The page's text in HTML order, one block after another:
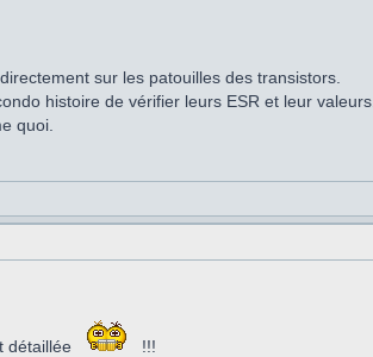
sur les patouilles des transistors.
histoire de vérifier leurs ESR et leur valeurs.
quoi.
détaillée !!!